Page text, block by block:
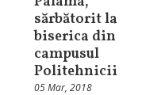
sărbătorit la
biserica din
campusul
Politehnicii
05 Mar, 2018